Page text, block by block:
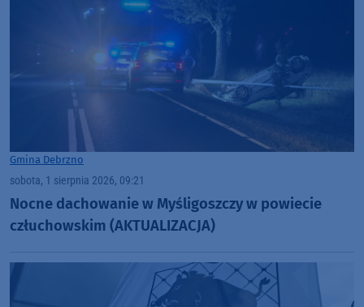
Gmina Debrzno
sobota, 1 sierpnia 2026, 09:21
Nocne dachowanie w Myśligoszczy w powiecie
człuchowskim (AKTUALIZACJA)